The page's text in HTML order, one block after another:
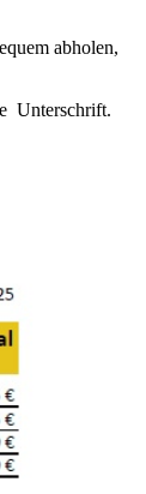
abholen,
Unterschrift.